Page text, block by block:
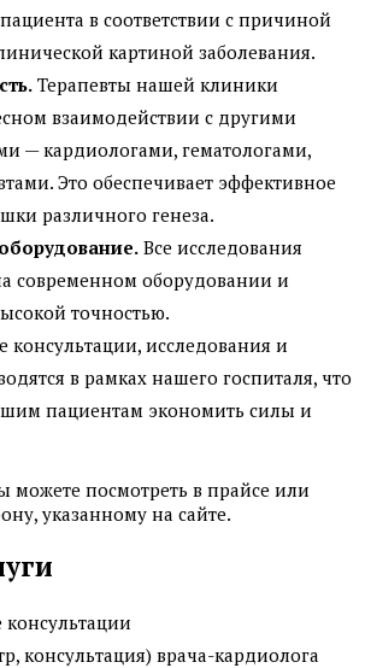
в соответствии с причиной
картиной заболевания.
Терапевты нашей клиники
взаимодействии с другими
— кардиологами, гематологами,
Это обеспечивает эффективное
различного генеза.
Все исследования
современном оборудовании и
точностью.
консультации, исследования и
в рамках нашего госпиталя, что
пациентам экономить силы и
можете посмотреть в прайсе или
указанному на сайте.
консультация) врача-кардиолога